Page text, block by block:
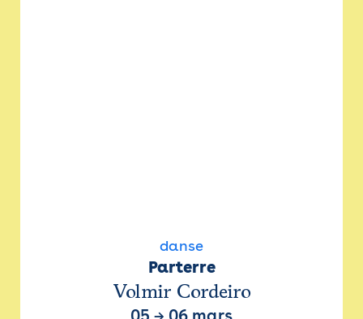
danse
Parterre
Volmir Cordeiro